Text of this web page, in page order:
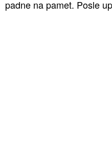
padne na pamet. Posle